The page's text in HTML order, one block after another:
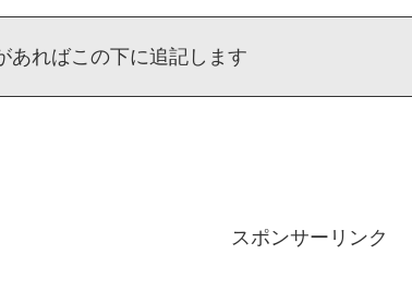
あればこの下に追記します
スポンサーリンク